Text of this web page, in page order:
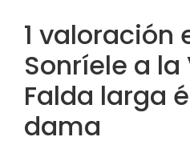
1 valoración
Sonríele a la
Falda larga
dama